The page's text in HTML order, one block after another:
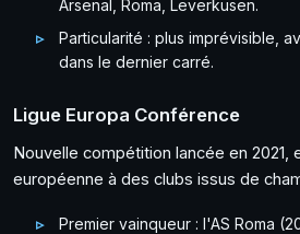
Arsenal, Roma, Leverkusen.
Particularité : plus imprévisible,
dans le dernier carré.
Ligue Europa Conférence
Nouvelle compétition lancée en 2021,
européenne à des clubs issus de
Premier vainqueur : l'AS Roma